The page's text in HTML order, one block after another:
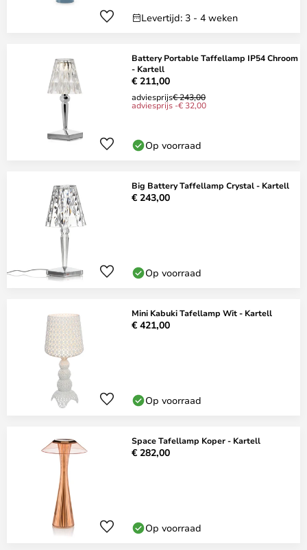
Levertijd: 3 - 4 weken
Battery Portable Taffellamp IP54 Chroom
- Kartell
€ 211,00
adviesprijs€ 243,00
adviesprijs -€ 32,00
Op voorraad
Big Battery Taffellamp Crystal - Kartell
€ 243,00
Op voorraad
Mini Kabuki Tafellamp Wit - Kartell
€ 421,00
Op voorraad
Space Tafellamp Koper - Kartell
€ 282,00
Op voorraad